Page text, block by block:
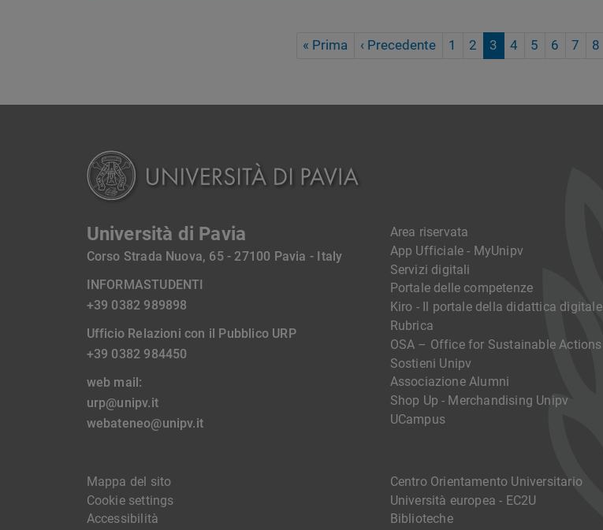
« Prima Prima pagina
‹ PrecedentePagina precedente
1 2 3 4 5 6 7 8
Università di Pavia
Corso Strada Nuova, 65 - 27100 Pavia - Italy
INFORMASTUDENTI
+39 0382 989898
Ufficio Relazioni con il Pubblico URP
+39 0382 984450
web mail:
urp@unipv.it
webateneo@unipv.it
Area riservata
App Ufficiale - MyUnipv
Servizi digitali
Portale delle competenze
Kiro - Il portale della didattica digitale
Rubrica
OSA – Office for Sustainable Actions
Sostieni Unipv
Associazione Alumni
Shop Up - Merchandising Unipv
UCampus
Centro Orientamento Universitario
Università europea - EC2U
Biblioteche
Mappa del sito
Cookie settings
Accessibilità